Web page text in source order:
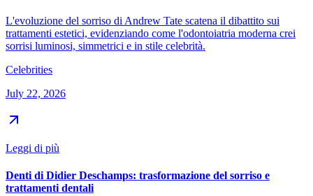
L'evoluzione del sorriso di Andrew Tate scatena il dibattito sui
trattamenti estetici, evidenziando come l'odontoiatria moderna crei
sorrisi luminosi, simmetrici e in stile celebrità.
Celebrities
July 22, 2026
Leggi di più
Denti di Didier Deschamps: trasformazione del sorriso e
trattamenti dentali